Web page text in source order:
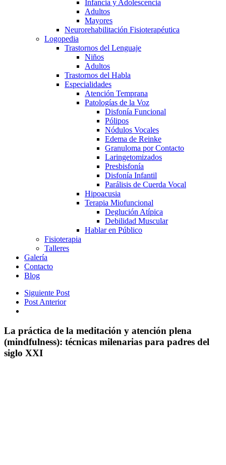
Infancia y Adolescencia
Adultos
Mayores
Neurorehabilitación Fisioterapéutica
Logopedia
Trastornos del Lenguaje
Niños
Adultos
Trastornos del Habla
Especialidades
Atención Temprana
Patologías de la Voz
Disfonía Funcional
Pólipos
Nódulos Vocales
Edema de Reinke
Granuloma por Contacto
Laringetomizados
Presbisfonía
Disfonía Infantil
Parálisis de Cuerda Vocal
Hipoacusia
Terapia Miofuncional
Deglución Atípica
Debilidad Muscular
Hablar en Público
Fisioterapia
Talleres
Galería
Contacto
Blog
Siguiente Post
Post Anterior
La práctica de la meditación y atención plena
(mindfulness): técnicas milenarias para padres del
siglo XXI